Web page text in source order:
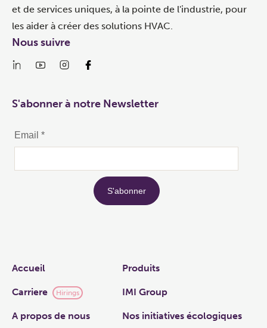
et de services uniques, à la pointe de l'industrie, pour
les aider à créer des solutions HVAC.
Links
Accueil Produits
Carriere Hirings IMI Group
A propos de nous Nos initiatives écologiques
Nous suivre
S'abonner à notre Newsletter